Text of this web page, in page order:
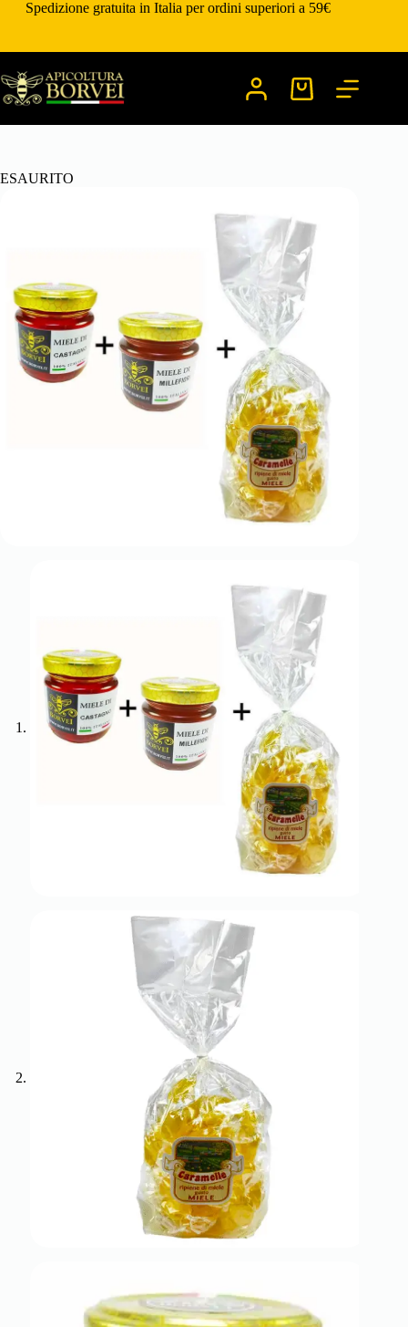
SaltaSpedizione gratuita in Italia per ordini superiori a 59€
Carrello
ESAURITO